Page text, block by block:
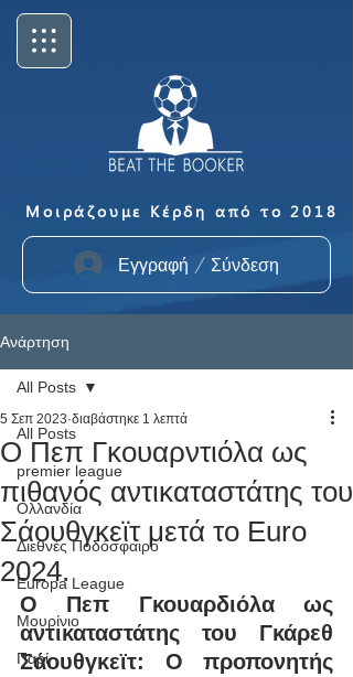
Μοιράζουμε Κέρδη από το 2018
Εγγραφή / Σύνδεση
Ανάρτηση
All Posts
premier league
Ολλανδία
Διεθνές Ποδόσφαιρο
Europa League
Μουρίνιο
Παρί
All Posts
Ο Πεπ Γκουαρντιόλα ως
πιθανός αντικαταστάτης του
Σάουθγκεϊτ μετά το Euro
2024.
5 Σεπ 2023 διαβάστηκε 1 λεπτά
Ο Πεπ Γκουαρδιόλα ως
αντικαταστάτης του Γκάρεθ
Σάουθγκεϊτ: Ο προπονητής